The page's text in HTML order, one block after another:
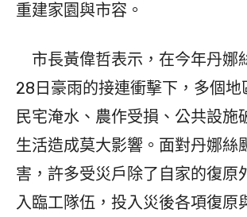
重建家園與市容。
市長黃偉哲表示，在今年丹娜
28日豪雨的接連衝擊下，多個地
民宅淹水、農作受損、公共設施
生活造成莫大影響。面對丹娜絲
害，許多受災戶除了自家的復原
入臨工隊伍，投入災後各項復原